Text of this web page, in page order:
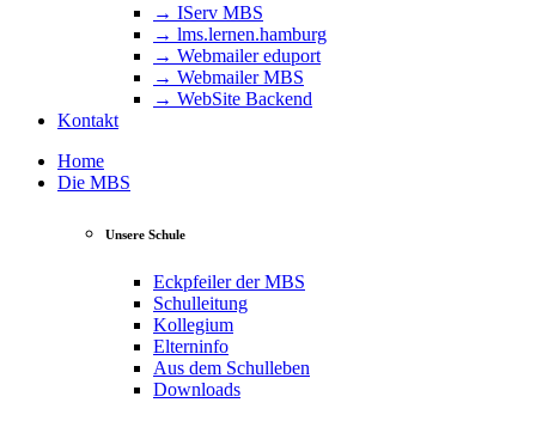
→ IServ MBS
→ lms​.ler​nen​.ham​burg
→ Webmailer eduport
→ Webmailer MBS
→ WebSite Backend
Kontakt
Home
Die MBS
Unsere Schule
Eckpfeiler der MBS
Schulleitung
Kollegium
Elterninfo
Aus dem Schulleben
Downloads